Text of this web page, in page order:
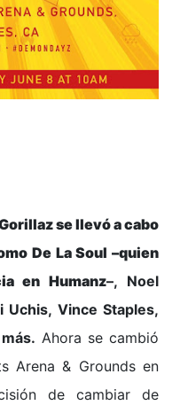
se llevó a cabo
De La Soul –quien
enHumanz–, Noel
Uchis, Vince Staples,
Ahora se cambió
Arena & Grounds en
de cambiar de